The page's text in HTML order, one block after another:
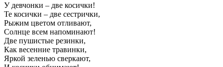
У девчонки – две косички!
Те косички – две сестрички,
Рыжим цветом отливают,
Солнце всем напоминают!
Две пушистые резинки,
Как весенние травинки,
Яркой зеленью сверкают,